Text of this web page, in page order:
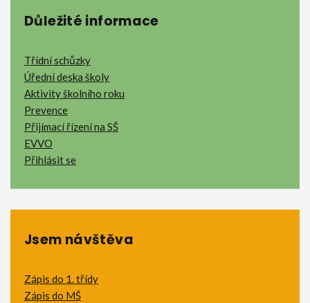
Důležité informace
Třídní schůzky
Úřední deska školy
Aktivity školního roku
Prevence
Přijímací řízení na SŠ
EVVO
Přihlásit se
Jsem návštěva
Zápis do 1. třídy
Zápis do MŠ